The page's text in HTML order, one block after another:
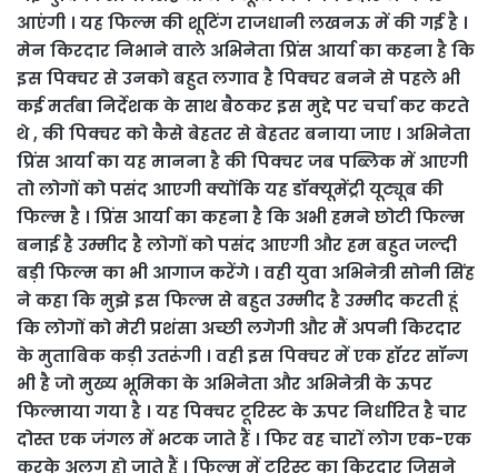
आएंगी । यह फिल्म की शूटिंग राजधानी लखनऊ में की गई है ।
मेन किरदार निभाने वाले अभिनेता प्रिंस आर्या का कहना है कि
इस पिक्चर से उनको बहुत लगाव है पिक्चर बनने से पहले भी
कई मर्तबा निर्देशक के साथ बैठकर इस मुद्दे पर चर्चा कर करते
थे , की पिक्चर को कैसे बेहतर से बेहतर बनाया जाए । अभिनेता
प्रिंस आर्या का यह मानना है की पिक्चर जब पब्लिक में आएगी
तो लोगों को पसंद आएगी क्योंकि यह डॉक्यूमेंट्री यूट्यूब की
फिल्म है । प्रिंस आर्या का कहना है कि अभी हमने छोटी फिल्म
बनाई है उम्मीद है लोगों को पसंद आएगी और हम बहुत जल्दी
बड़ी फिल्म का भी आगाज करेंगे । वही युवा अभिनेत्री सोनी सिंह
ने कहा कि मुझे इस फिल्म से बहुत उम्मीद है उम्मीद करती हूं
कि लोगों को मेरी प्रशंसा अच्छी लगेगी और मैं अपनी किरदार
के मुताबिक कड़ी उतरूंगी । वही इस पिक्चर में एक हॉरर सॉन्ग
भी है जो मुख्य भूमिका के अभिनेता और अभिनेत्री के ऊपर
फिल्माया गया है । यह पिक्चर टूरिस्ट के ऊपर निर्धारित है चार
दोस्त एक जंगल में भटक जाते हैं । फिर वह चारों लोग एक-एक
करके अलग हो जाते हैं । फिल्म में टूरिस्ट का किरदार जिसने